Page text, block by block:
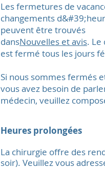
Les fermetures de
changements
peuvent être trouvés
dansNouvelles et avis. Le
est fermé tous les jours
Si nous sommes fermés
vous avez besoin de
médecin, veuillez
Heures prolongées
La chirurgie offre des
soir). Veuillez vous